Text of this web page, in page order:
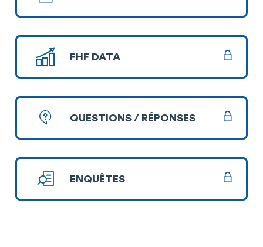
FHF DATA
QUESTIONS / RÉPONSES
ENQUÊTES